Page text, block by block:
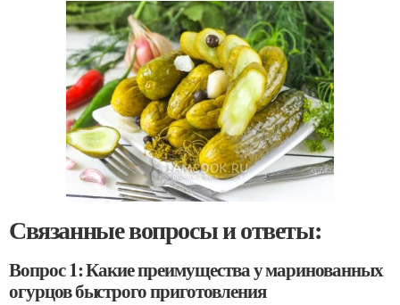
Связанные вопросы и ответы:
Вопрос 1: Какие преимущества у маринованных
огурцов быстрого приготовления